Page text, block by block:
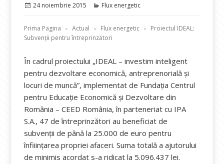
Publicat
24 noiembrie 2015 Categorii
Flux energetic
Prima Pagina Actual Flux energetic
Proiectul IDEAL:
Subvenții pentru întreprinzători
În cadrul proiectului „IDEAL – investim inteligent
pentru dezvoltare economică, antreprenorială şi
locuri de muncă”, implementat de Fundaţia Centrul
pentru Educaţie Economică şi Dezvoltare din
România – CEED România, în parteneriat cu IPA
S.A., 47 de întreprinzători au beneficiat de
subvenţii de până la 25.000 de euro pentru
înfiiinţarea propriei afaceri. Suma totală a ajutorului
de minimis acordat s-a ridicat la 5.096.437 lei.